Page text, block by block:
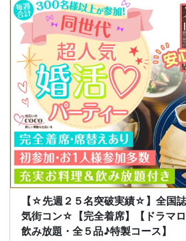
【☆先週２５名突破実績☆】全国
気街コン☆【完全着席】【ドラマ
飲み放題・全５品♪特製コース】